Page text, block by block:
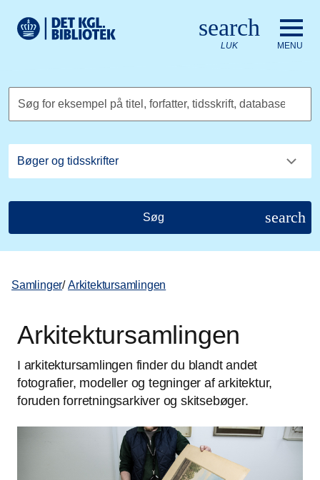
Det Kongelige Biblioteks logo. Gå til Det Kongelige
search
LUK MENU
Søg for eksempel på titel, forfatter, tidsskrift, database
Søg search
Samlinger/ Arkitektursamlingen
Arkitektursamlingen
I arkitektursamlingen finder du blandt andet
fotografier, modeller og tegninger af arkitektur,
foruden forretningsarkiver og skitsebøger.